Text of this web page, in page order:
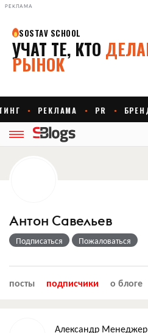
РЕКЛАМА
Антон Савельев
Подписаться Пожаловаться
посты подписчики о блоге
Александр Менеджер